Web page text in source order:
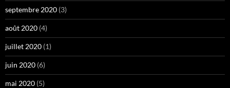
septembre 2020 (3)
août 2020 (4)
juillet 2020 (1)
juin 2020 (6)
mai 2020 (5)